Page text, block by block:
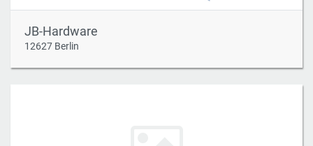
JB-Hardware
12627 Berlin